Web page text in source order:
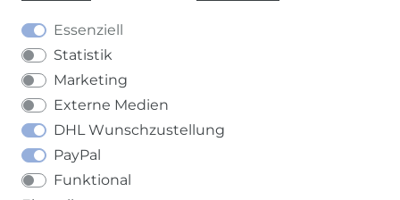
VERTRAG WIDERRUFEN
Essenziell
Statistik
Marketing
Externe Medien
DHL Wunschzustellung
PayPal
Funktional